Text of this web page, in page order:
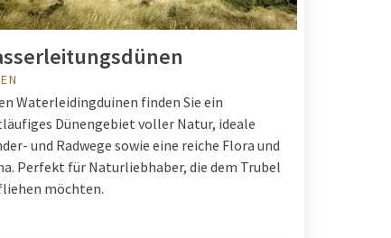
Waterleidingduinen finden Sie ein
Dünengebiet voller Natur, ideale
und Radwege sowie eine reiche Flora und
Perfekt für Naturliebhaber, die dem Trubel
möchten.